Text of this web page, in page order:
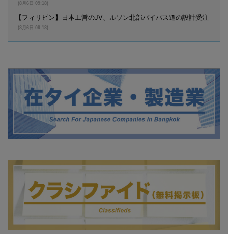
(8月6日 09:18)
【フィリピン】日本工営のJV、ルソン北部バイパス道の設計受注
(8月6日 09:18)